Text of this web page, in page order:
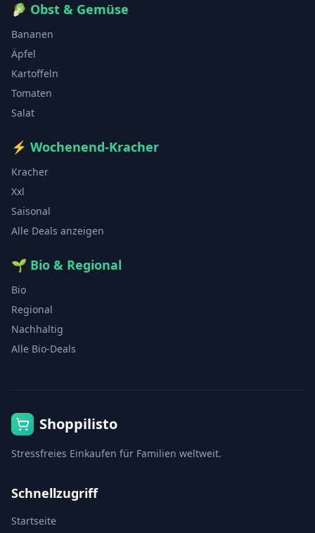
🥬 Obst & Gemüse
Bananen
Äpfel
Kartoffeln
Tomaten
Salat
⚡ Wochenend-Kracher
Kracher
Xxl
Saisonal
Alle Deals anzeigen
🌱 Bio & Regional
Bio
Regional
Nachhaltig
Alle Bio-Deals
Shoppilisto
Stressfreies Einkaufen für Familien weltweit.
Schnellzugriff
Startseite